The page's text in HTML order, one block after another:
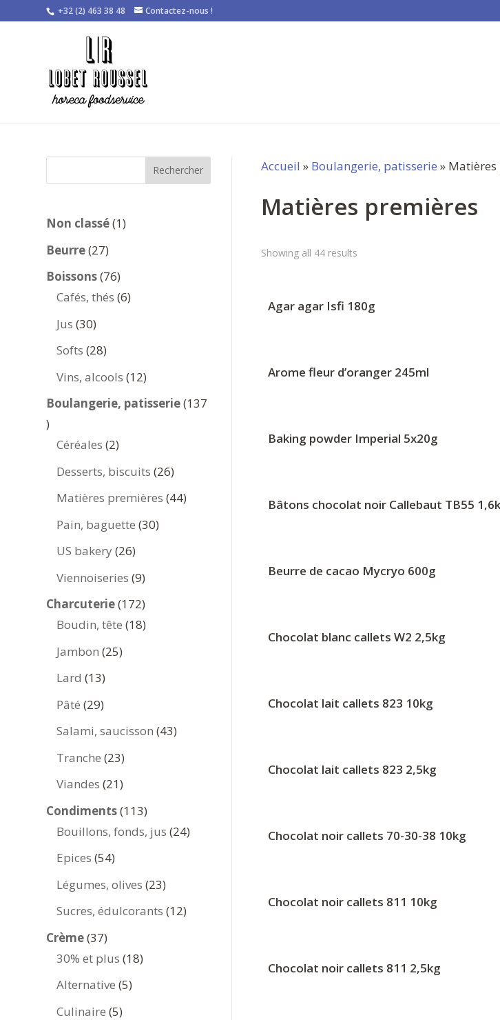
+32 (2) 463 38 48 Contactez-nous !
Rechercher
Non classé 11
Beurre 2727
produits
Boissons 7676
produits
Cafés, thés 66
Jus 3030
produits
Softs 2828
produits
Vins, alcools 1212
produits
Boulangerie, patisserie 137
137
produits
Céréales 22
produits
Desserts, biscuits 2626
produits
Matières premières 4444
Pain, baguette 3030
US bakery 2626
produits
Viennoiseries 99
produits
Charcuterie 172172
produits
Boudin, tête 1818
Jambon 2525
Lard 1313
produits
Pâté 2929
produits
Salami, saucisson 4343
Tranche 2323
produits
Viandes 2121
produits
Condiments 113113
produits
Bouillons, fonds, jus 2424
Epices 5454
produits
Légumes, olives 2323
produits
Sucres, édulcorants 1212
Crème 3737
produits
30% et plus 1818
Alternative 55
Culinaire 55
Accueil » Boulangerie, patisserie »
Matières premières
Showing all 44 results
Agar agar Isfi 180g
Arome fleur d’oranger 245ml
Baking powder Imperial 5x20g
Bâtons chocolat noir Callebaut TB55
Beurre de cacao Mycryo 600g
Chocolat blanc callets W2 2,5kg
Chocolat lait callets 823 10kg
Chocolat lait callets 823 2,5kg
Chocolat noir callets 70-30-38 10kg
Chocolat noir callets 811 10kg
Chocolat noir callets 811 2,5kg